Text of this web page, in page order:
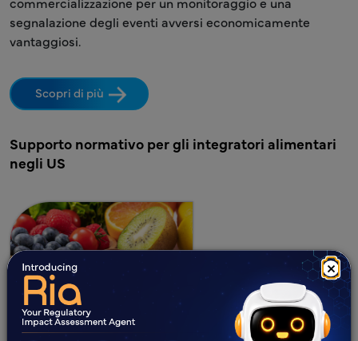
×
segnalazione degli eventi avversi economicamente
vantaggiosi.
Scopri di più
Supporto normativo per gli integratori alimentari
negli US